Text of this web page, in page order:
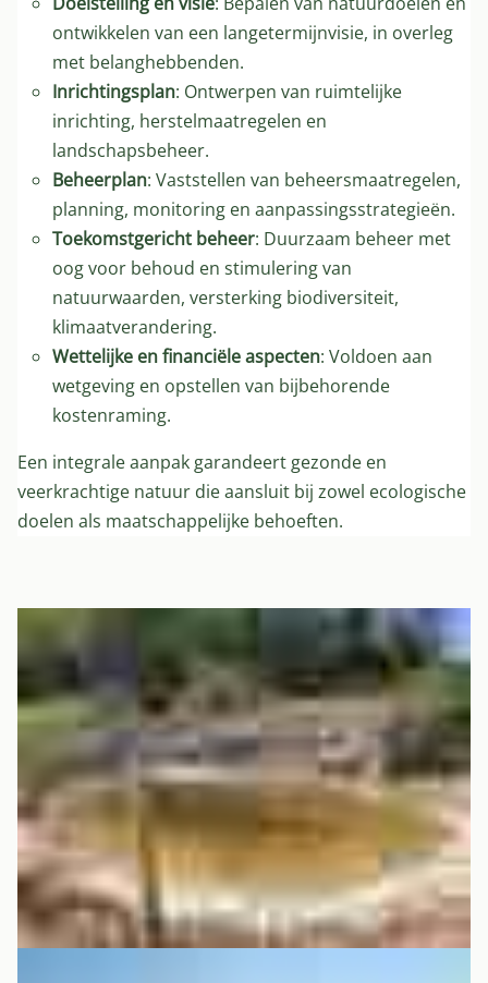
ontwikkelen van een langetermijnvisie, in overleg
met belanghebbenden.
Inrichtingsplan: Ontwerpen van ruimtelijke
inrichting, herstelmaatregelen en
landschapsbeheer.
Beheerplan: Vaststellen van beheersmaatregelen,
planning, monitoring en aanpassingsstrategieën.
Toekomstgericht beheer: Duurzaam beheer met
oog voor behoud en stimulering van
natuurwaarden, versterking biodiversiteit,
klimaatverandering.
Wettelijke en financiële aspecten: Voldoen aan
wetgeving en opstellen van bijbehorende
kostenraming.
Een integrale aanpak garandeert gezonde en
veerkrachtige natuur die aansluit bij zowel ecologische
doelen als maatschappelijke behoeften.